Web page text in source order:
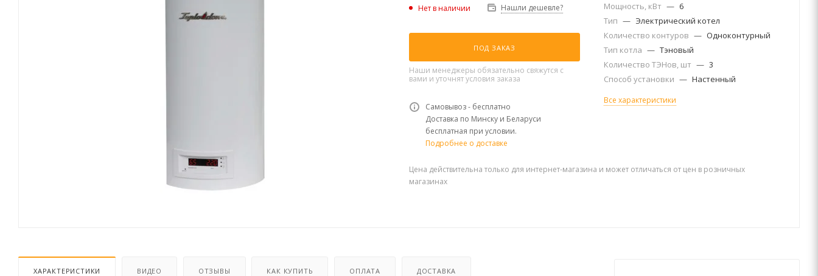
Нет в наличии Нашли дешевле?
ПОД ЗАКАЗ
Наши менеджеры обязательно свяжутся с
вами и уточнят условия заказа
Самовывоз - бесплатно
Доставка по Минску и Беларуси
бесплатная при условии.
Подробнее о доставке
Мощность, кВт — 6
Тип — Электрический котел
Количество контуров — Одноконтурный
Тип котла — Тэновый
Количество ТЭНов, шт — 3
Способ установки — Настенный
Все характеристики
Цена действительна только для интернет-магазина и может отличаться от цен в розничных
магазинах
ХАРАКТЕРИСТИКИ ВИДЕО ОТЗЫВЫ КАК КУПИТЬ ОПЛАТА ДОСТАВКА